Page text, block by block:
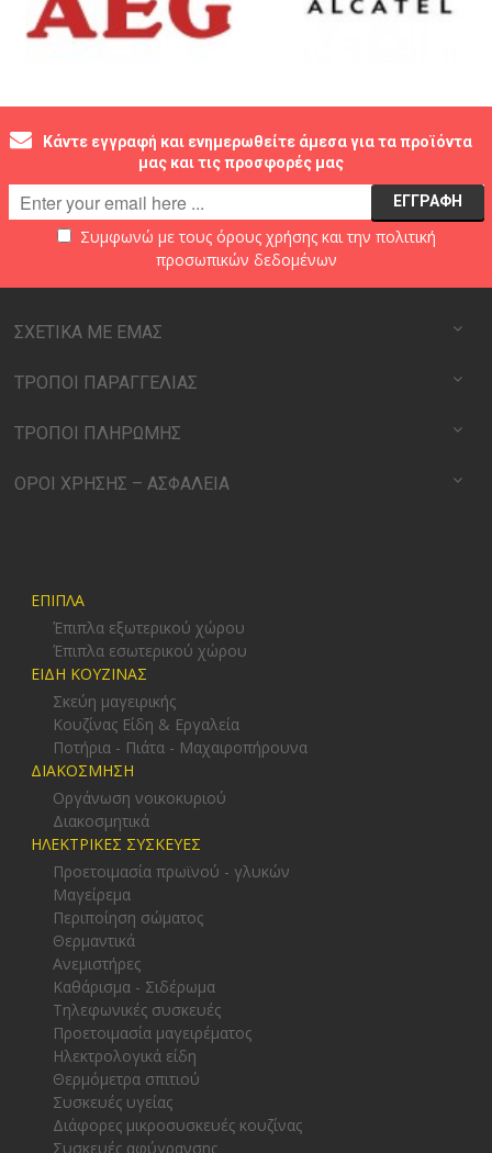
Κάντε εγγραφή και ενημερωθείτε άμεσα για τα προϊόντα
μας και τις προσφορές μας
Συμφωνώ με τους όρους χρήσηςκαι την πολιτική
προσωπικών δεδομένων
ΣΧΕΤΙΚΑ ΜΕ ΕΜΑΣ
ΤΡΟΠΟΙ ΠΑΡΑΓΓΕΛΙΑΣ
ΤΡΟΠΟΙ ΠΛΗΡΩΜΗΣ
ΟΡΟΙ ΧΡΗΣΗΣ – ΑΣΦΑΛΕΙΑ
ΕΠΙΠΛΑ
Έπιπλα εξωτερικού χώρου
Έπιπλα εσωτερικού χώρου
ΕΙΔΗ ΚΟΥΖΙΝΑΣ
Σκεύη μαγειρικής
Κουζίνας Είδη & Εργαλεία
Ποτήρια - Πιάτα - Μαχαιροπήρουνα
ΔΙΑΚΟΣΜΗΣΗ
Οργάνωση νοικοκυριού
Διακοσμητικά
ΗΛΕΚΤΡΙΚΕΣ ΣΥΣΚΕΥΕΣ
Προετοιμασία πρωϊνού - γλυκών
Μαγείρεμα
Περιποίηση σώματος
Θερμαντικά
Ανεμιστήρες
Καθάρισμα - Σιδέρωμα
Τηλεφωνικές συσκευές
Προετοιμασία μαγειρέματος
Ηλεκτρολογικά είδη
Θερμόμετρα σπιτιού
Συσκευές υγείας
Διάφορες μικροσυσκευές κουζίνας
Συσκευές αφύγρανσης